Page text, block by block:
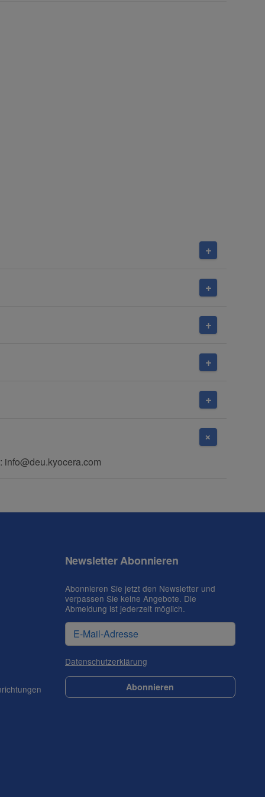
Newsletter Abonnieren
Abonnieren Sie jetzt den Newsletter und
verpassen Sie keine Angebote. Die
Abmeldung ist jederzeit möglich.
Datenschutzerklärung
Abonnieren